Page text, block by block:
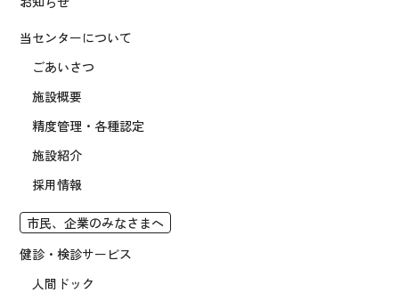
当センターについて
ごあいさつ
施設概要
精度管理・各種認定
施設紹介
採用情報
市民、企業のみなさまへ
健診・検診サービス
人間ドック